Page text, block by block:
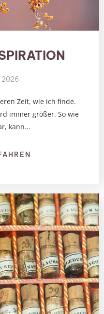
2026
Zeit, wie ich finde.
immer größer. So wie
kann...